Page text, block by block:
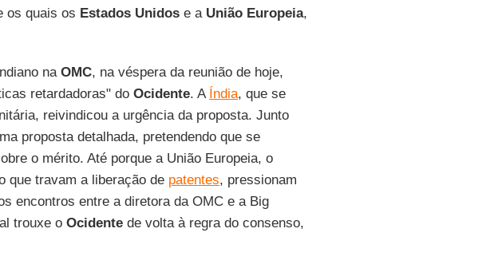
os quais os Estados Unidose a União Europeia,
na OMC, na véspera da reunião de hoje,
retardadoras" do Ocidente. A Índia, que se
reivindicou a urgência da proposta. Junto
proposta detalhada, pretendendo que se
o mérito. Até porque a União Europeia, o
que travam a liberação de patentes, pressionam
encontros entre a diretora da OMC e a Big
trouxe o Ocidentede volta à regra do consenso,